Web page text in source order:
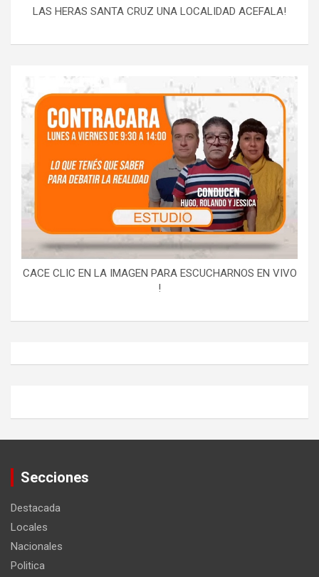
LAS HERAS SANTA CRUZ UNA LOCALIDAD ACEFALA!
CACE CLIC EN LA IMAGEN PARA ESCUCHARNOS EN VIVO
!
Secciones
Destacada
Locales
Nacionales
Politica